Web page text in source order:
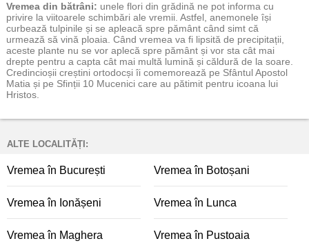
Vremea din bătrâni: unele flori din grădină ne pot informa cu
privire la viitoarele schimbări ale vremii. Astfel, anemonele își
curbează tulpinile și se apleacă spre pământ când simt că
urmează să vină ploaia. Când vremea va fi lipsită de precipitații,
aceste plante nu se vor aplecă spre pământ și vor sta cât mai
drepte pentru a capta cât mai multă lumină și căldură de la soare.
Credincioșii creștini ortodocși îi comemorează pe Sfântul Apostol
Matia și pe Sfinții 10 Mucenici care au pătimit pentru icoana lui
Hristos.
ALTE LOCALITĂȚI:
Vremea în București Vremea în Botoșani
Vremea în Ionășeni Vremea în Lunca
Vremea în Maghera Vremea în Pustoaia